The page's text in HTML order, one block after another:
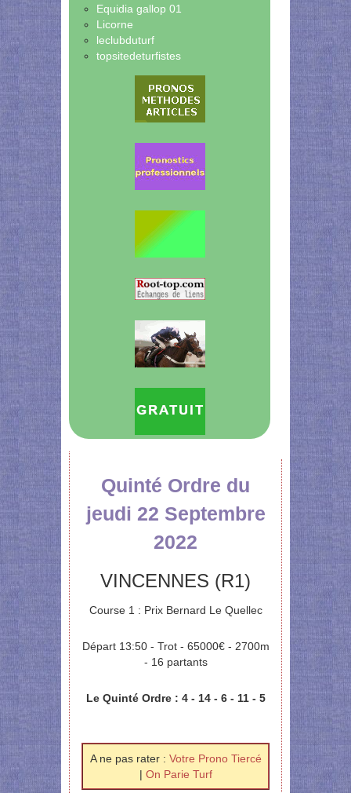
Equidia gallop 01
Licorne
leclubduturf
topsitedeturfistes
Quinté Ordre du
jeudi 22 Septembre
2022
VINCENNES (R1)
Course 1 : Prix Bernard Le Quellec
Départ 13:50 - Trot - 65000€ - 2700m
- 16 partants
Le Quinté Ordre : 4 - 14 - 6 - 11 - 5
A ne pas rater : Votre Prono Tiercé
| On Parie Turf